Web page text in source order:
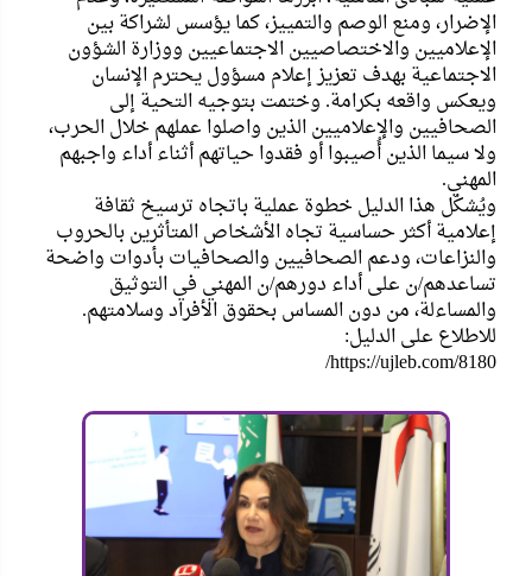
الإضرار، ومنع الوصم والتمييز، كما يؤسس لشراكة بين
الإعلاميين والاختصاصيين الاجتماعيين ووزارة الشؤون
الاجتماعية بهدف تعزيز إعلام مسؤول يحترم الإنسان
ويعكس واقعه بكرامة. وختمت بتوجيه التحية إلى
الصحافيين والإعلاميين الذين واصلوا عملهم خلال الحرب،
ولا سيما الذين أُصيبوا أو فقدوا حياتهم أثناء أداء واجبهم
المهني.
ويُشكّل هذا الدليل خطوة عملية باتجاه ترسيخ ثقافة
إعلامية أكثر حساسية تجاه الأشخاص المتأثرين بالحروب
والنزاعات، ودعم الصحافيين والصحافيات بأدوات واضحة
تساعدهم/ن على أداء دورهم/ن المهني في التوثيق
والمساءلة، من دون المساس بحقوق الأفراد وسلامتهم.
للاطلاع على الدليل:
https://ujleb.com/8180/